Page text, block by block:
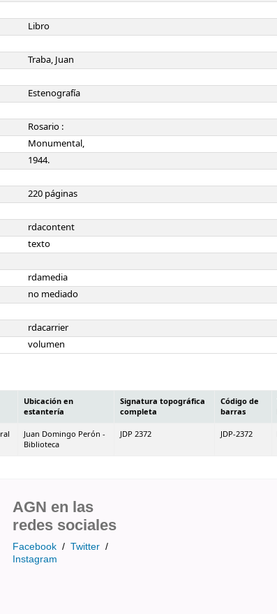
Libro
Traba, Juan
Estenografía
Rosario :
Monumental,
1944.
220 páginas
rdacontent
texto
rdamedia
no mediado
rdacarrier
volumen
Ubicación en
estantería
Signatura topográfica
completa
Código de
barras
Juan Domingo Perón -
Biblioteca
JDP 2372 JDP-2372
AGN en las
redes sociales
Facebook / Twitter /
Instagram